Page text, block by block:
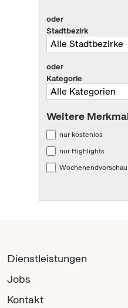
oder
Stadtbezirk
oder
Kategorie
Weitere
nur kostenlos
nur Highlights
Wochenendvorschau
Dienstleistungen
Jobs
Kontakt